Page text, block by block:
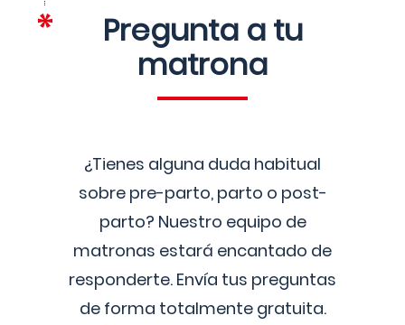
Pregunta a tu
matrona
¿Tienes alguna duda habitual
sobre pre-parto, parto o post-
parto? Nuestro equipo de
matronas estará encantado de
responderte. Envía tus preguntas
de forma totalmente gratuita.